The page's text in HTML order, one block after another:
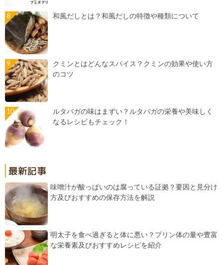
和風だしとは？和風だしの特徴や種類について
クミンとはどんなスパイス？クミンの効果や使い方
のコツ
ルタバガの味はまずい？ルタバガの栄養や美味しく
なるレシピもチェック！
味噌汁が酸っぱいのは腐っている証拠？要因と見分け
方及びおすすめの保存方法を解説
明太子を食べ過ぎると体に悪い？プリン体の量や豊富
な栄養素及びおすすめレシピを紹介